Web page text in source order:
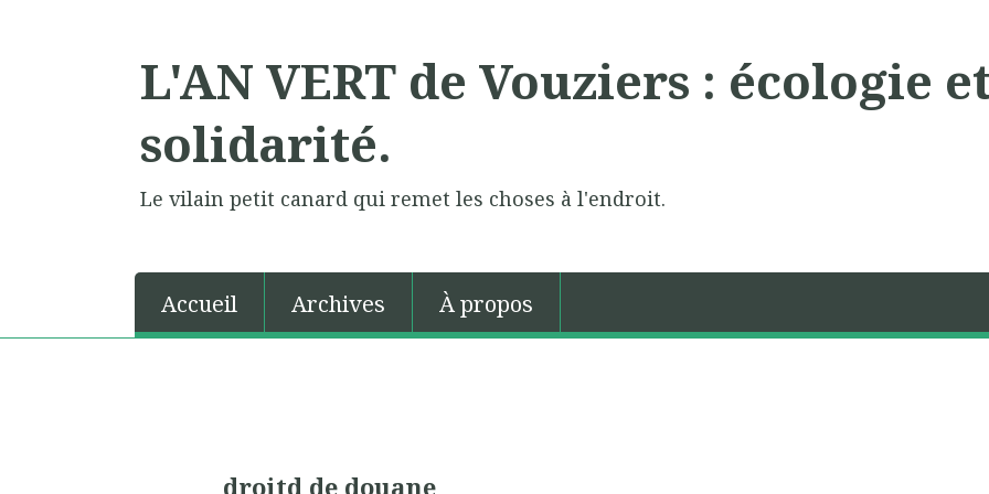
L'AN VERT de Vouziers : écologie
solidarité.
Le vilain petit canard qui remet les choses à l'endroit.
Accueil Archives À propos
droitd de douane